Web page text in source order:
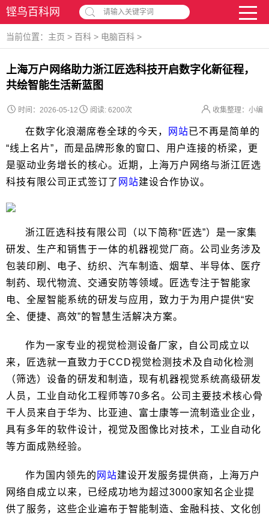
铿鸟百科网 请输入关键字词
当前位置： 主页 > 百科 > 电脑百科 >
上海万户网络助力浙江匠选科技开启数字化新征程，
共绘智能生活新蓝图
时间：2026-05-12 收集整理：小编
阅读: 6200次
在数字化浪潮席卷全球的今天， 网站已不再是简单的
“线上名片”，而是品牌形象的窗口、用户连接的桥梁，更
是驱动业务增长的核心。近期，上海万户网络与浙江匠选
科技有限公司正式签订了 网站建设合作协议。
浙江匠选科技有限公司（以下简称“匠选”）是一家集
研发、生产和销售于一体的机器视觉厂商。公司业务涉及
包装印刷、电子、纺织、汽车制造、烟草、半导体、医疗
制药、现代物流、交通安防等领域。匠选专注于智能家
电、全屋智能系统的研发与应用，致力于为用户提供“安
全、便捷、高效”的智慧生活解决方案。
作为一家专业的视觉检测设备厂家，自公司成立以
来，匠选就一直致力于CCD视觉检测技术及自动化检测
（筛选）设备的研发和制造，现有机器视觉系统高级研发
人员，工业自动化工程师等70多名。公司主要技术核心骨
干人员来自于华为、比亚迪、富士康等一流制造业企业，
具有多年的软件设计，视觉及图像比对技术，工业自动化
等方面成熟经验。
作为国内领先的 网站建设开发服务提供商，上海万户
网络自成立以来，已经成功地为超过3000家知名企业提
供了服务，这些企业遍布于智能制造、金融科技、文化创